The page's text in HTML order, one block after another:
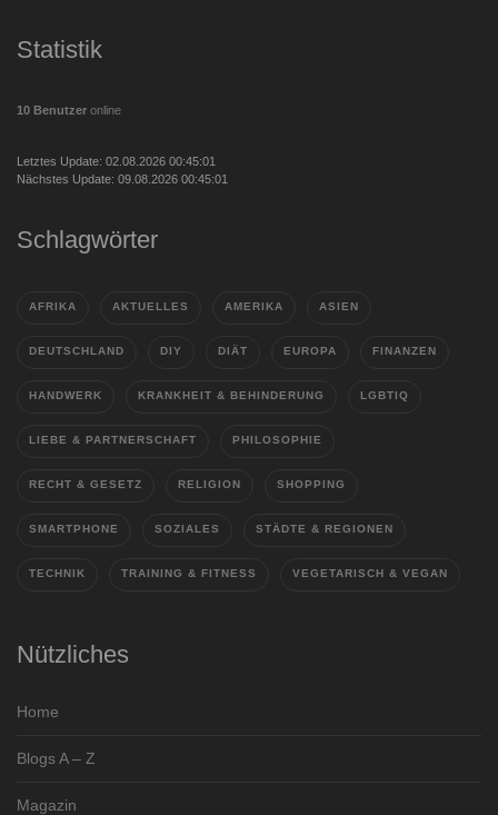
Statistik
10 Benutzer online
Letztes Update: 02.08.2026 00:45:01
Nächstes Update: 09.08.2026 00:45:01
Schlagwörter
AFRIKA AKTUELLES AMERIKA ASIEN
DEUTSCHLAND DIY DIÄT EUROPA FINANZEN
HANDWERK KRANKHEIT & BEHINDERUNG LGBTIQ
LIEBE & PARTNERSCHAFT PHILOSOPHIE
RECHT & GESETZ RELIGION SHOPPING
SMARTPHONE SOZIALES STÄDTE & REGIONEN
TECHNIK TRAINING & FITNESS VEGETARISCH & VEGAN
Nützliches
Home
Blogs A – Z
Magazin